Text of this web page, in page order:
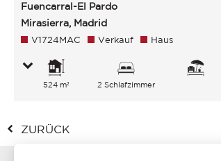
Fuencarral-El Pardo
Mirasierra, Madrid
V1724MAC Verkauf Haus
524 m² 2 Schlafzimmer
ZURÜCK